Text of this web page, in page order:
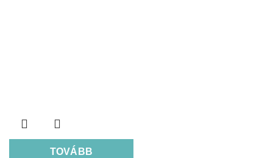
TOVÁBB